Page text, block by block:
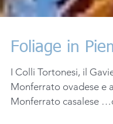
Foliage in
I Colli Tortonesi, il
Monferrato ovadese e